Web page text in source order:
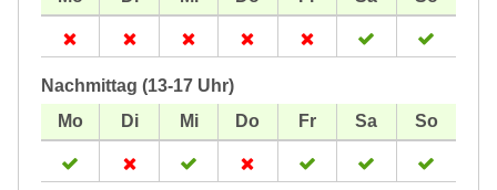
Nachmittag (13-17 Uhr)